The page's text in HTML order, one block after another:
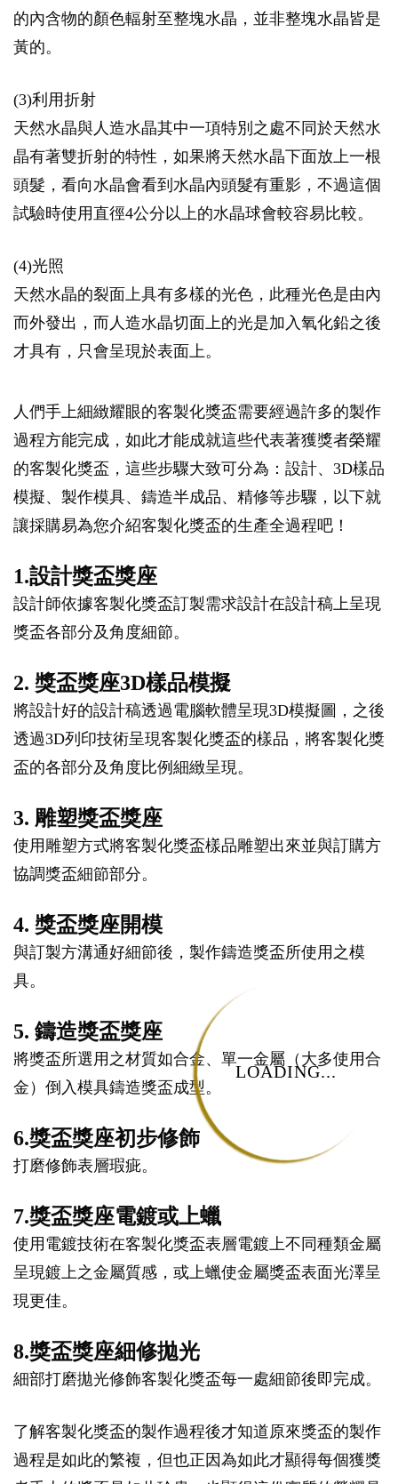
LOADING...
的內含物的顏色輻射至整塊水晶，並非整塊水晶皆是
黃的。
(3)利用折射
天然水晶與人造水晶其中一項特別之處不同於天然水
晶有著雙折射的特性，如果將天然水晶下面放上一根
頭髮，看向水晶會看到水晶內頭髮有重影，不過這個
試驗時使用直徑4公分以上的水晶球會較容易比較。
(4)光照
天然水晶的裂面上具有多樣的光色，此種光色是由內
而外發出，而人造水晶切面上的光是加入氧化鉛之後
才具有，只會呈現於表面上。
人們手上細緻耀眼的客製化獎盃需要經過許多的製作
過程方能完成，如此才能成就這些代表著獲獎者榮耀
的客製化獎盃，這些步驟大致可分為：設計、3D樣品
模擬、製作模具、鑄造半成品、精修等步驟，以下就
讓採購易為您介紹客製化獎盃的生產全過程吧！
1.設計獎盃獎座
設計師依據客製化獎盃訂製需求設計在設計稿上呈現
獎盃各部分及角度細節。
2. 獎盃獎座3D樣品模擬
將設計好的設計稿透過電腦軟體呈現3D模擬圖，之後
透過3D列印技術呈現客製化獎盃的樣品，將客製化獎
盃的各部分及角度比例細緻呈現。
3. 雕塑獎盃獎座
使用雕塑方式將客製化獎盃樣品雕塑出來並與訂購方
協調獎盃細節部分。
4. 獎盃獎座開模
與訂製方溝通好細節後，製作鑄造獎盃所使用之模
具。
5. 鑄造獎盃獎座
將獎盃所選用之材質如合金、單一金屬（大多使用合
金）倒入模具鑄造獎盃成型。
6.獎盃獎座初步修飾
打磨修飾表層瑕疵。
7.獎盃獎座電鍍或上蠟
使用電鍍技術在客製化獎盃表層電鍍上不同種類金屬
呈現鍍上之金屬質感，或上蠟使金屬獎盃表面光澤呈
現更佳。
8.獎盃獎座細修拋光
細部打磨拋光修飾客製化獎盃每一處細節後即完成。
了解客製化獎盃的製作過程後才知道原來獎盃的製作
過程是如此的繁複，但也正因為如此才顯得每個獲獎